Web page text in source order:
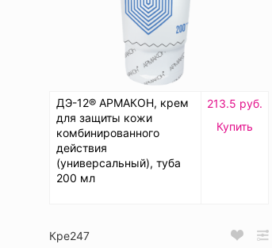
ДЭ-12® АРМАКОН, крем
для защиты кожи
комбинированного
действия
(универсальный), туба
200 мл
213.5 руб.
Купить
Кре247